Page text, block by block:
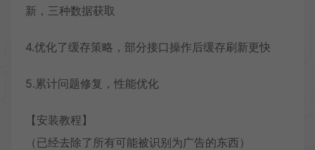
新，三种数据获取
4.优化了缓存策略，部分接口操作后缓存刷新更快
5.累计问题修复，性能优化
【安装教程】
（已经去除了所有可能被识别为广告的东西）